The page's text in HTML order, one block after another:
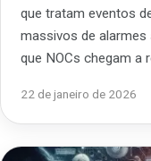
que tratam eventos
massivos de
que NOCs chegam a
22 de janeiro de 2026